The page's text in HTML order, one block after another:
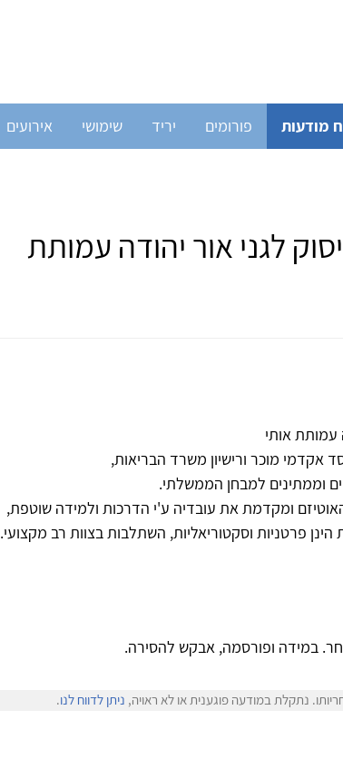
מודעות פורומים יריד שימושי אירועים
לגני אור יהודה עמותת
עמותת אותי
אקדמי מוכר ורישיון משרד הבריאות,
וממתינים למבחן הממשלתי.
ומקדמת את עובדיה ע'י הדרכות ולמידה שוטפת,
הינן פרטניות וסקטוריאליות, השתלבות בצוות רב מקצועי.
במידה ופורסמה, אבקש להסירה.
נתקלת במודעה פוגענית או לא ראויה, ניתן לדווח לנו.